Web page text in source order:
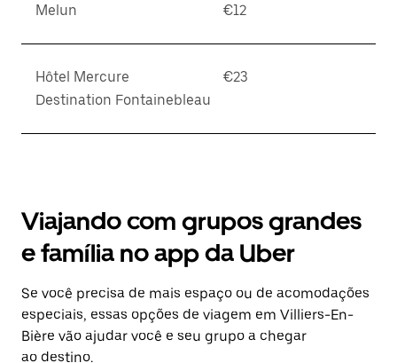
Melun €12
Hôtel Mercure
Destination Fontainebleau
€23
Viajando com grupos grandes
e família no app da Uber
Se você precisa de mais espaço ou de acomodações
especiais, essas opções de viagem em Villiers-En-
Bière vão ajudar você e seu grupo a chegar
ao destino.